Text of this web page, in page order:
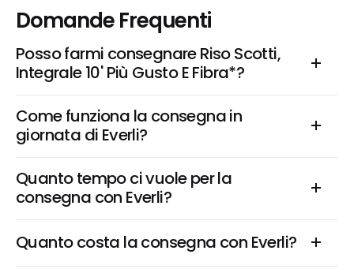
Domande Frequenti
Posso farmi consegnare Riso Scotti,
Integrale 10' Più Gusto E Fibra*?
Come funziona la consegna in
giornata di Everli?
Quanto tempo ci vuole per la
consegna con Everli?
Quanto costa la consegna con Everli?